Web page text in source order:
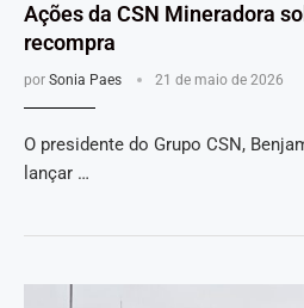
Ações da CSN Mineradora
recompra
por Sonia Paes 21 de maio de 2026
O presidente do Grupo CSN,
lançar …